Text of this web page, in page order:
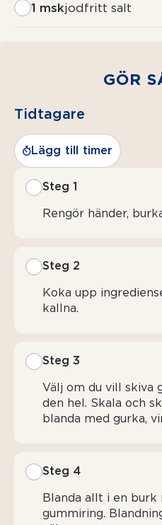
1 mskjodfritt salt
GÖR
Tidtagare
Lägg till timer
Steg 1
Rengör händer,
Steg 2
Koka upp
kallna.
Steg 3
Välj om du vill skiva
den hel. Skala och
blanda med gurka,
Steg 4
Blanda allt i en burk
gummiring.